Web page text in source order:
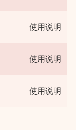
使用说明
使用说明
使用说明